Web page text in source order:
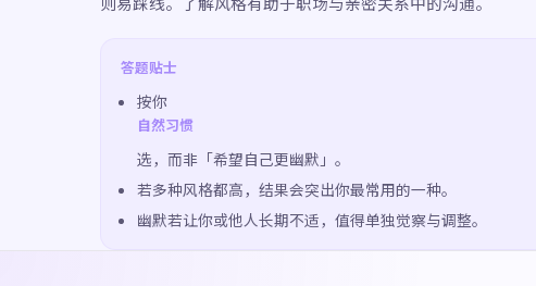
答题贴士
按你
自然习惯
选，而非「希望自己更幽默」。
若多种风格都高，结果会突出你最常用的一种。
幽默若让你或他人长期不适，值得单独觉察与调整。